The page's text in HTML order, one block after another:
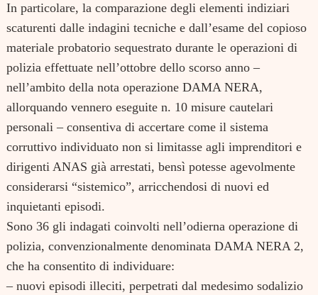
In particolare, la comparazione degli elementi indiziari
scaturenti dalle indagini tecniche e dall’esame del copioso
materiale probatorio sequestrato durante le operazioni di
polizia effettuate nell’ottobre dello scorso anno –
nell’ambito della nota operazione DAMA NERA,
allorquando vennero eseguite n. 10 misure cautelari
personali – consentiva di accertare come il sistema
corruttivo individuato non si limitasse agli imprenditori e
dirigenti ANAS già arrestati, bensì potesse agevolmente
considerarsi “sistemico”, arricchendosi di nuovi ed
inquietanti episodi.
Sono 36 gli indagati coinvolti nell’odierna operazione di
polizia, convenzionalmente denominata DAMA NERA 2,
che ha consentito di individuare:
– nuovi episodi illeciti, perpetrati dal medesimo sodalizio